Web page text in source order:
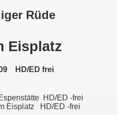
Rüde
Eisplatz
HD/ED frei
HD/ED -frei
Eisplatz HD/ED -frei